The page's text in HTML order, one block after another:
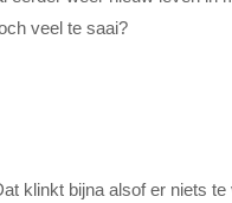
veel te saai?
klinkt bijna alsof er niets